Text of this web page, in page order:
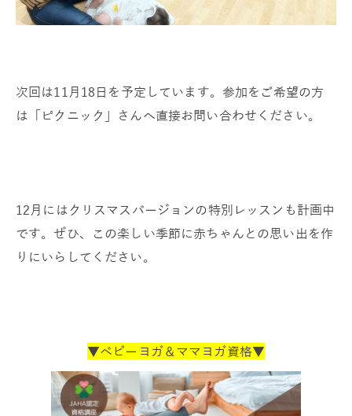
次回は11月18日を予定しています。参加をご希望の方
は「ピクニック」さんへ直接お問い合わせください。
12月にはクリスマスバージョンの特別レッスンも計画中
です。ぜひ、この楽しい季節に赤ちゃんとの思い出を作
りにいらしてください。
▼ベビーヨガ＆ママヨガ資格▼